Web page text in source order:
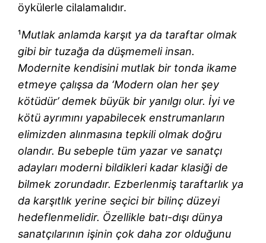
öykülerle cilalamalıdır.
¹Mutlak anlamda karşıt ya da taraftar olmak
gibi bir tuzağa da düşmemeli insan.
Modernite kendisini mutlak bir tonda ikame
etmeye çalışsa da ‘Modern olan her şey
kötüdür’ demek büyük bir yanılgı olur. İyi ve
kötü ayrımını yapabilecek enstrumanların
elimizden alınmasına tepkili olmak doğru
olandır. Bu sebeple tüm yazar ve sanatçı
adayları moderni bildikleri kadar klasiği de
bilmek zorundadır. Ezberlenmiş taraftarlık ya
da karşıtlık yerine seçici bir bilinç düzeyi
hedeflenmelidir. Özellikle batı-dışı dünya
sanatçılarının işinin çok daha zor olduğunu